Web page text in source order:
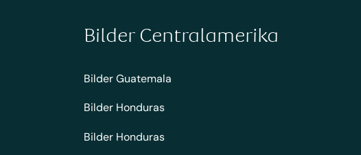
Bilder Centralamerika
Bilder Guatemala
Bilder Honduras
Bilder Honduras